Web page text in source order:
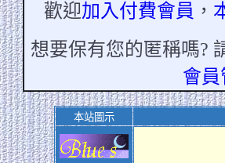
歡迎加入付費會員 ，
想要保有您的匿稱嗎?
會員
本站圖示